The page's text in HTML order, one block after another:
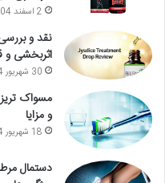
2 اسفند 1404
نقد و
اثربخشی
30 شهریور 1404
مسواک
و مزایا
18 شهریور 1404
دستمال